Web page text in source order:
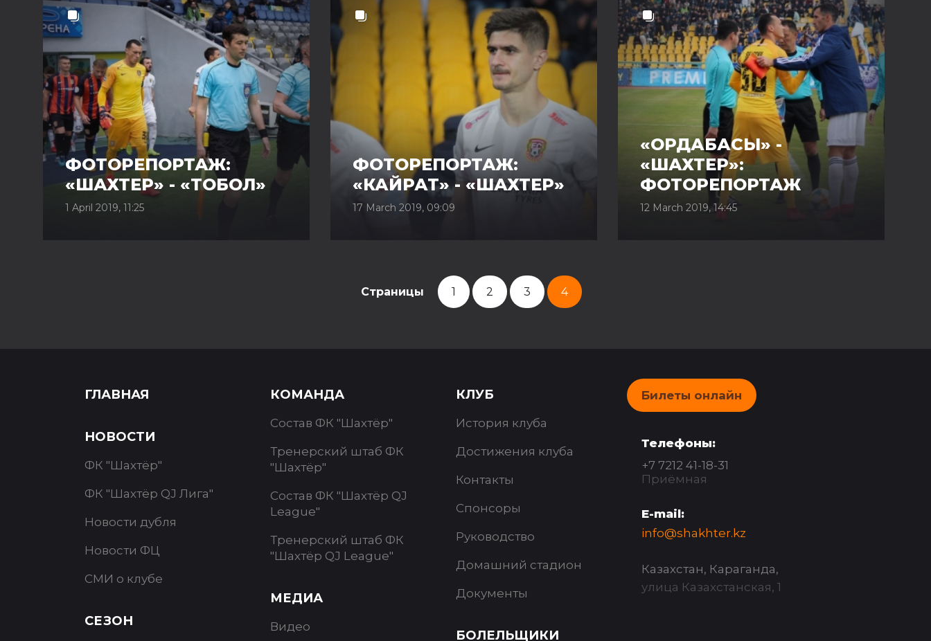
ФОТОРЕПОРТАЖ:
«ШАХТЕР» - «ТОБОЛ»
1 April 2019, 11:25
ФОТОРЕПОРТАЖ:
«КАЙРАТ» - «ШАХТЕР»
17 March 2019, 09:09
«ОРДАБАСЫ» -
«ШАХТЕР»:
ФОТОРЕПОРТАЖ
12 March 2019, 14:45
Страницы 1 2 3 4
ГЛАВНАЯ
НОВОСТИ
ФК "Шахтёр"
ФК "Шахтёр QJ Лига"
Новости дубля
Новости ФЦ
СМИ о клубе
СЕЗОН
КОМАНДА
Состав ФК "Шахтёр"
Тренерский штаб ФК
"Шахтёр"
Состав ФК "Шахтёр QJ
League"
Тренерский штаб ФК
"Шахтёр QJ League"
МЕДИА
Видео
КЛУБ
История клуба
Достижения клуба
Контакты
Спонсоры
Руководство
Домашний стадион
Документы
БОЛЕЛЬЩИКИ
Билеты онлайн
Телефоны:
+7 7212 41-18-31
Приёмная
E-mail:
info@shakhter.kz
Казахстан, Караганда,
улица Казахстанская, 1